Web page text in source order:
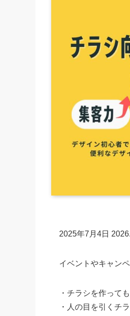
2025年7月4日
イベントやキャン
・ チラシを作って
・ 人の目を引くチ